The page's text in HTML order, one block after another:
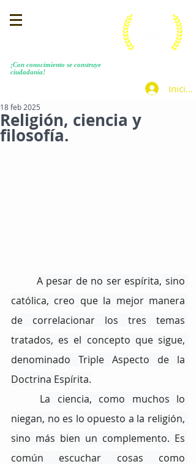
​¡Con conocimiento se construye
ciudadanía!
Iniciar
Religión, ciencia y
filosofía.
18 feb 2025
A pesar de no ser espírita, sino
católica, creo que la mejor manera
de correlacionar los tres temas
tratados, es el concepto que sigue,
denominado Triple Aspecto de la
Doctrina Espírita.
La ciencia, como muchos lo
niegan, no es lo opuesto a la religión,
sino más bien un complemento. Es
común escuchar cosas como